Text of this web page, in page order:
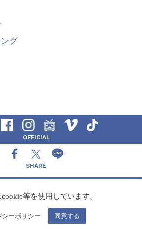
グ
OFFICIAL
SHARE
CONTACT
Copyright Speedy,Inc.
等を使用しています。
シーポリシー 同意する